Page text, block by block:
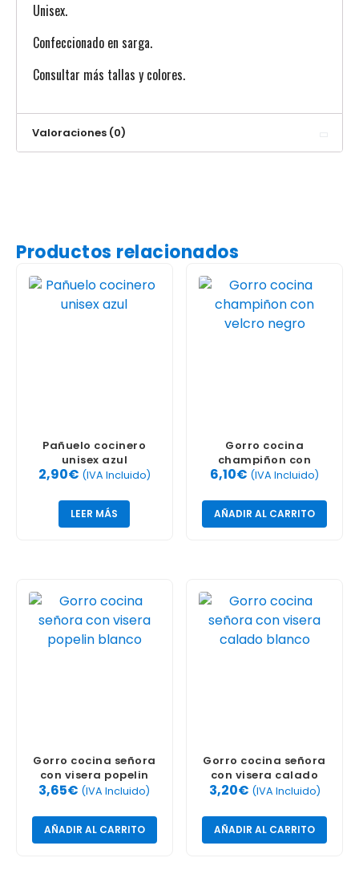
Unisex.
Confeccionado en sarga.
Consultar más tallas y colores.
Valoraciones (0)
Productos relacionados
Pañuelo cocinero
unisex azul
2,90€ (IVA Incluido)
LEER MÁS
Gorro cocina
champiñon con
velcro negro
6,10€ (IVA Incluido)
AÑADIR AL CARRITO
Gorro cocina señora
con visera popelin
blanco
3,65€ (IVA Incluido)
AÑADIR AL CARRITO
Gorro cocina señora
con visera calado
blanco
3,20€ (IVA Incluido)
AÑADIR AL CARRITO